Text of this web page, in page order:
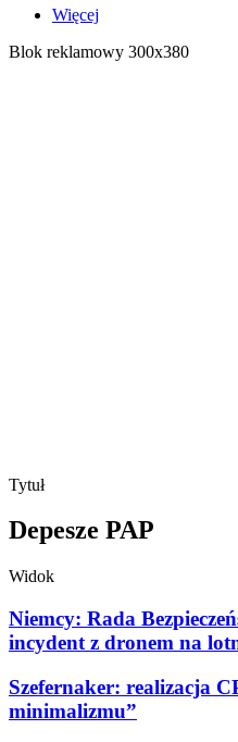
Więcej
Blok reklamowy 300x380
Tytuł
Depesze PAP
Widok
Niemcy: Rada
incydent z dronem na
Szefernaker: realizacja
minimalizmu”